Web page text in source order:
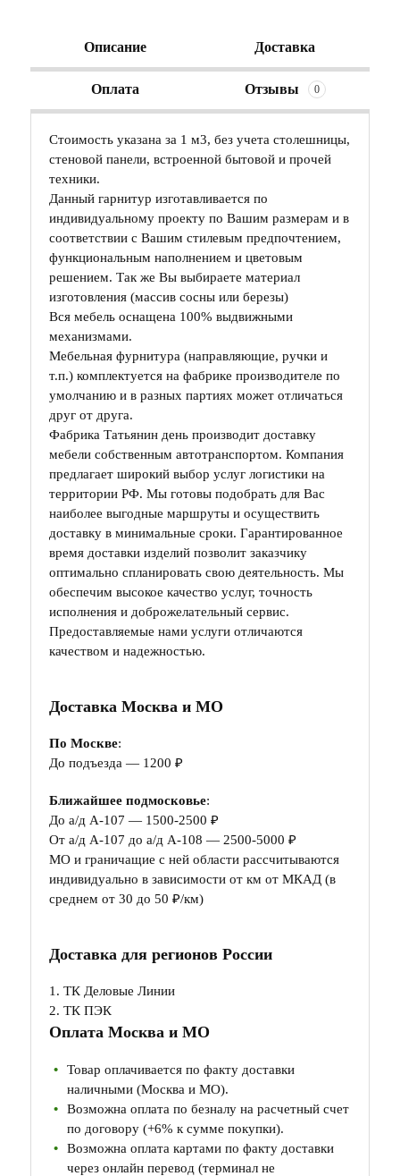
Описание Доставка
Оплата Отзывы 0
Стоимость указана за 1 м3, без учета столешницы,
стеновой панели, встроенной бытовой и прочей
техники.
Данный гарнитур изготавливается по
индивидуальному проекту по Вашим размерам и в
соответствии с Вашим стилевым предпочтением,
функциональным наполнением и цветовым
решением. Так же Вы выбираете материал
изготовления (массив сосны или березы)
Вся мебель оснащена 100% выдвижными
механизмами.
Мебельная фурнитура (направляющие, ручки и
т.п.) комплектуется на фабрике производителе по
умолчанию и в разных партиях может отличаться
друг от друга.
Фабрика Татьянин день производит доставку
мебели собственным автотранспортом. Компания
предлагает широкий выбор услуг логистики на
территории РФ. Мы готовы подобрать для Вас
наиболее выгодные маршруты и осуществить
доставку в минимальные сроки. Гарантированное
время доставки изделий позволит заказчику
оптимально спланировать свою деятельность. Мы
обеспечим высокое качество услуг, точность
исполнения и доброжелательный сервис.
Предоставляемые нами услуги отличаются
качеством и надежностью.
Доставка Москва и МО
По Москве:
До подъезда — 1200 ₽
Ближайшее подмосковье:
До а/д А-107 — 1500-2500 ₽
От а/д А-107 до а/д А-108 — 2500-5000 ₽
МО и граничащие с ней области рассчитываются
индивидуально в зависимости от км от МКАД (в
среднем от 30 до 50 ₽/км)
Доставка для регионов России
1. ТК Деловые Линии
2. ТК ПЭК
Оплата Москва и МО
Товар оплачивается по факту доставки
наличными (Москва и МО).
Возможна оплата по безналу на расчетный счет
по договору (+6% к сумме покупки).
Возможна оплата картами по факту доставки
через онлайн перевод (терминал не